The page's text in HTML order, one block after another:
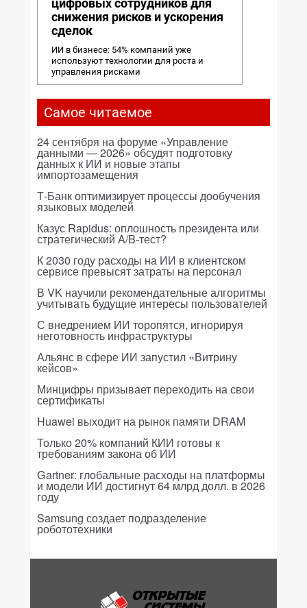
снижения рисков и ускорения
сделок
ИИ в бизнесе: 54% компаний уже
используют технологии для роста и
управления рисками
Самое читаемое
24 сентября на форуме «Управление
данными — 2026» обсудят подготовку
данных к ИИ и новые этапы
импортозамещения
Т-Банк оптимизирует процессы дообучения
языковых моделей
Казус Rapidus: оплошность президента или
стратегический A/B-тест?
К 2030 году расходы на ИИ в клиентском
сервисе превысят затраты на персонал
В VK научили рекомендательные алгоритмы
учитывать будущие интересы пользователей
С внедрением ИИ торопятся, игнорируя
неготовность инфраструктуры
Альянс в сфере ИИ запустил «Витрину
кейсов»
Минцифры призывает переходить на свои
сертификаты
Huawei выходит на рынок памяти DRAM
Только 20% компаний КИИ готовы к
требованиям закона об ИИ
Gartner: глобальные расходы на платформы
и модели ИИ достигнут 64 млрд долл. в 2026
году
Samsung создает подразделение
робототехники